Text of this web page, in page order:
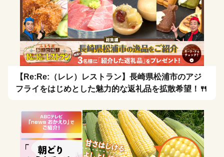
【Re:Re:（レレ）レストラン】長崎県松浦市のアジ
フライをはじめとした魅力的な返礼品を拡散希望！🍴